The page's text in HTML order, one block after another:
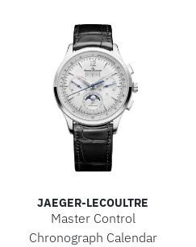
JAEGER-LECOULTRE
Master Control
Chronograph Calendar